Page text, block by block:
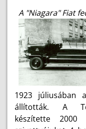
A "Niagara" Fiat
1923 júliusában
állították. A
készítette 2000